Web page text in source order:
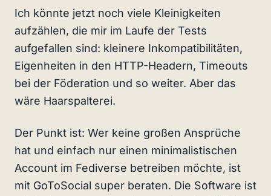
Ich könnte jetzt noch viele Kleinigkeiten
aufzählen, die mir im Laufe der Tests
aufgefallen sind: kleinere Inkompatibilitäten,
Eigenheiten in den HTTP-Headern, Timeouts
bei der Föderation und so weiter. Aber das
wäre Haarspalterei.
Der Punkt ist: Wer keine großen Ansprüche
hat und einfach nur einen minimalistischen
Account im Fediverse betreiben möchte, ist
mit GoToSocial super beraten. Die Software ist